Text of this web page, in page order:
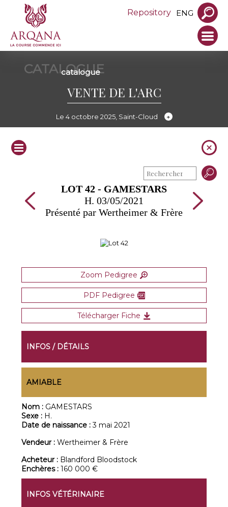
Repository ENG
CATALOGUE
catalogue
VENTE DE L'ARC
Le 4 octobre 2025, Saint-Cloud
LOT 42 - GAMESTARS
H. 03/05/2021
Présenté par Wertheimer & Frère
Zoom Pedigree
PDF Pedigree
Télécharger Fiche
INFOS / DÉTAILS
AMIABLE
Nom : GAMESTARS
Sexe : H.
Date de naissance :3 mai 2021
Vendeur :Wertheimer & Frère
Acheteur : Blandford Bloodstock
Enchères :160 000 €
INFOS VÉTÉRINAIRE